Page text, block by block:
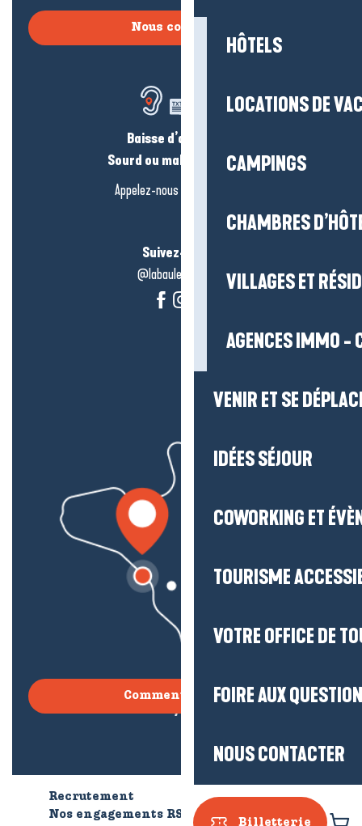
HÔTELS
LOCATIONS DE
CAMPINGS
CHAMBRES
VILLAGES ET
AGENCES IMMO -
VENIR ET SE
IDÉES SÉJOUR
COWORKING ET
TOURISME
VOTRE OFFICE DE
FOIRE AUX
NOUS CONTACTER
Billetterie
Nous contacter
Baisse d’audition ?
Sourd ou malentendant ?
Appelez-nous en
Suivez-nous !
@labauleguérande
Comment venir ?
Recrutement
Qui sommes-nous ?
Nos engagements RSE